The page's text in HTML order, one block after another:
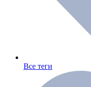
Все теги